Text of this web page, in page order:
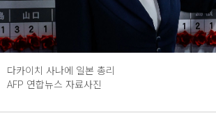
다카이치 사나에 일본 총리
AFP 연합뉴스 자료사진